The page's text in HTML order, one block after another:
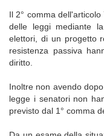
Il 2° comma
delle leggi mediante
elettori, di un progetto
resistenza passiva
diritto.
Inoltre non avendo
legge i senatori non
previsto dal 1° comma